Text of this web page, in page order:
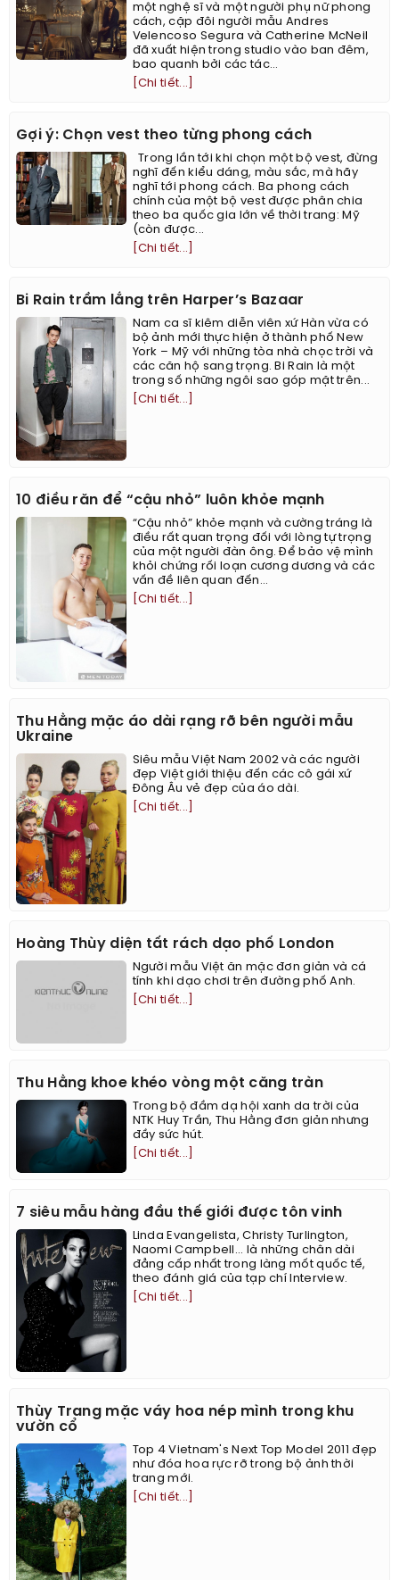
một nghệ sĩ và một người phụ nữ phong
cách, cặp đôi người mẫu Andres
Velencoso Segura và Catherine McNeil
đã xuất hiện trong studio vào ban đêm,
bao quanh bởi các tác...
[Chi tiết...]
Gợi ý: Chọn vest theo từng phong cách
Trong lần tới khi chọn một bộ vest, đừng
nghĩ đến kiểu dáng, màu sắc, mà hãy
nghĩ tới phong cách. Ba phong cách
chính của một bộ vest được phân chia
theo ba quốc gia lớn về thời trang: Mỹ
(còn được...
[Chi tiết...]
Bi Rain trầm lắng trên Harper’s Bazaar
Nam ca sĩ kiêm diễn viên xứ Hàn vừa có
bộ ảnh mới thực hiện ở thành phố New
York – Mỹ với những tòa nhà chọc trời và
các căn hộ sang trọng. Bi Rain là một
trong số những ngôi sao góp mặt trên...
[Chi tiết...]
10 điều răn để “cậu nhỏ” luôn khỏe mạnh
“Cậu nhỏ” khỏe mạnh và cường tráng là
điều rất quan trọng đối với lòng tự trọng
của một người đàn ông. Để bảo vệ mình
khỏi chứng rối loạn cương dương và các
vấn đề liên quan đến...
[Chi tiết...]
Thu Hằng mặc áo dài rạng rỡ bên người mẫu
Ukraine
Siêu mẫu Việt Nam 2002 và các người
đẹp Việt giới thiệu đến các cô gái xứ
Đông Âu vẻ đẹp của áo dài.
[Chi tiết...]
Hoàng Thùy diện tất rách dạo phố London
Người mẫu Việt ăn mặc đơn giản và cá
tính khi dạo chơi trên đường phố Anh.
[Chi tiết...]
Thu Hằng khoe khéo vòng một căng tràn
Trong bộ đầm dạ hội xanh da trời của
NTK Huy Trần, Thu Hằng đơn giản nhưng
đầy sức hút.
[Chi tiết...]
7 siêu mẫu hàng đầu thế giới được tôn vinh
Linda Evangelista, Christy Turlington,
Naomi Campbell... là những chân dài
đẳng cấp nhất trong làng mốt quốc tế,
theo đánh giá của tạp chí Interview.
[Chi tiết...]
Thùy Trang mặc váy hoa nép mình trong khu
vườn cổ
Top 4 Vietnam's Next Top Model 2011 đẹp
như đóa hoa rực rỡ trong bộ ảnh thời
trang mới.
[Chi tiết...]